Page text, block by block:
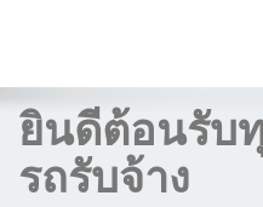
ยินดีต้อนรับ
รถรับจ้าง